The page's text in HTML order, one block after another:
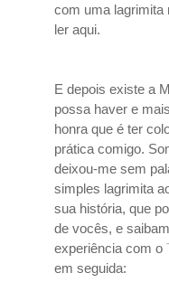
com uma lagrimita
ler aqui.
E depois existe a
possa haver e
honra que é ter
prática comigo.
deixou-me sem
simples lagrimita
sua história, que
de vocês, e
experiência com o
em seguida: